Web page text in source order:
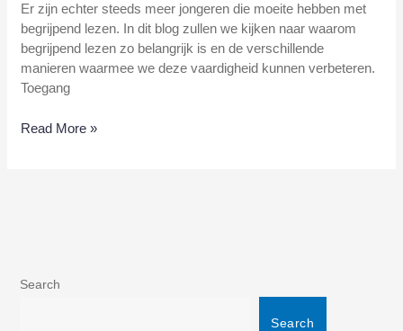
Er zijn echter steeds meer jongeren die moeite hebben met
begrijpend lezen. In dit blog zullen we kijken naar waarom
begrijpend lezen zo belangrijk is en de verschillende
manieren waarmee we deze vaardigheid kunnen verbeteren.
Toegang
Read More »
Search
Search